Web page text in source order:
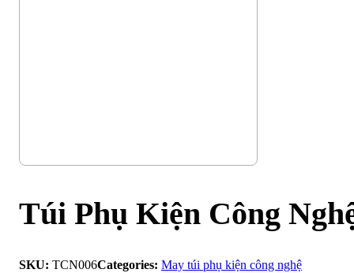
Túi Phụ Kiện Công
SKU: TCN006Categories: May túi phụ kiện công nghệ